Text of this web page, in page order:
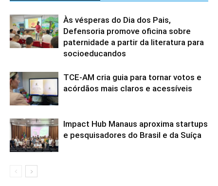
Às vésperas do Dia dos Pais,
Defensoria promove oficina sobre
paternidade a partir da literatura para
socioeducandos
TCE-AM cria guia para tornar votos e
acórdãos mais claros e acessíveis
Impact Hub Manaus aproxima startups
e pesquisadores do Brasil e da Suíça